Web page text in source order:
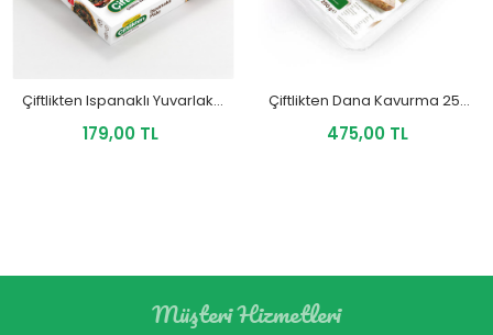
Çiftlikten Ispanaklı Yuvarlak Pide 290 Gr
179,00 TL
Çiftlikten Dana Kavurma 250 Gr
475,00 TL
Müşteri Hizmetleri